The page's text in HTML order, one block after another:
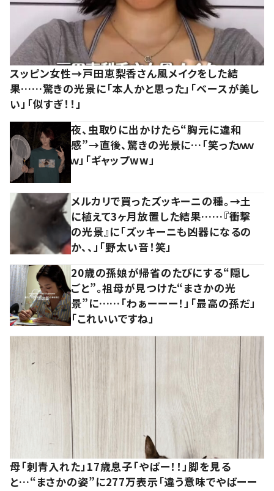
スッピン女性→戸田恵梨香さん風メイクをした結
果……驚きの光景に「本人かと思った」「ベースが美し
い」「似すぎ！！」
夜、虫取りに出かけたら“胸元に違和
感”→直後、驚きの光景に…「笑ったｗｗ
ｗ」「ギャップww」
メルカリで買ったズッキーニの種。→土
に植えて3ヶ月放置した結果……『衝撃
の光景』に「ズッキーニも凶器になるの
か、、」「野太い音！笑」
20歳の孫娘が帰省のたびにする“隠し
ごと”。祖母が見つけた“まさかの光
景”に……「わぁーーー！」「最高の孫だ」
「これいいですね」
母「刺青入れた」17歳息子「やばー！！」脚を見る
と…“まさかの姿”に277万表示「違う意味でやばーー